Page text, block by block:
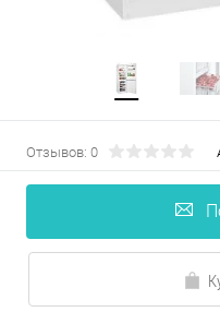
Отзывов: 0